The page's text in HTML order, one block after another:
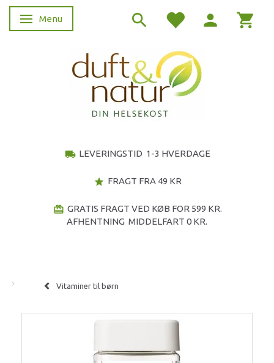
Skifte navigation
Menu
local_shipping LEVERINGSTID 1-3 HVERDAGE
star FRAGT FRA 49 KR
redeem GRATIS FRAGT VED KØB FOR 599 KR.
AFHENTNING MIDDELFART 0 KR.
Vitaminer til børn